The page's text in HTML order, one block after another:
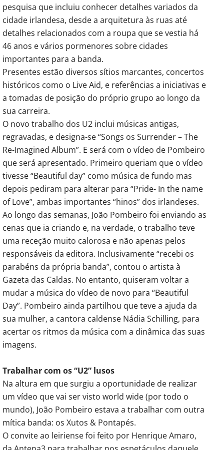
pesquisa que incluiu conhecer detalhes variados da
cidade irlandesa, desde a arquitetura às ruas até
detalhes relacionados com a roupa que se vestia há
46 anos e vários pormenores sobre cidades
importantes para a banda.
Presentes estão diversos sítios marcantes, concertos
históricos como o Live Aid, e referências a iniciativas e
a tomadas de posição do próprio grupo ao longo da
sua carreira.
O novo trabalho dos U2 inclui músicas antigas,
regravadas, e designa-se “Songs os Surrender – The
Re-Imagined Album”. E será com o vídeo de Pombeiro
que será apresentado. Primeiro queriam que o vídeo
tivesse “Beautiful day” como música de fundo mas
depois pediram para alterar para “Pride- In the name
of Love”, ambas importantes “hinos” dos irlandeses.
Ao longo das semanas, João Pombeiro foi enviando as
cenas que ia criando e, na verdade, o trabalho teve
uma receção muito calorosa e não apenas pelos
responsáveis da editora. Inclusivamente “recebi os
parabéns da própria banda”, contou o artista à
Gazeta das Caldas. No entanto, quiseram voltar a
mudar a música do vídeo de novo para “Beautiful
Day”. Pombeiro ainda partilhou que teve a ajuda da
sua mulher, a cantora caldense Nádia Schilling, para
acertar os ritmos da música com a dinâmica das suas
imagens.
Trabalhar com os “U2” lusos
Na altura em que surgiu a oportunidade de realizar
um vídeo que vai ser visto world wide (por todo o
mundo), João Pombeiro estava a trabalhar com outra
mítica banda: os Xutos & Pontapés.
O convite ao leiriense foi feito por Henrique Amaro,